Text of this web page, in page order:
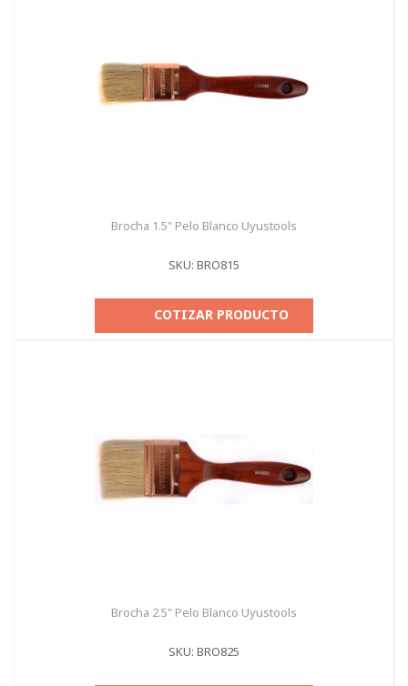
Brocha 1.5" Pelo Blanco Uyustools
SKU: BRO815
COTIZAR PRODUCTO
Brocha 2.5" Pelo Blanco Uyustools
SKU: BRO825